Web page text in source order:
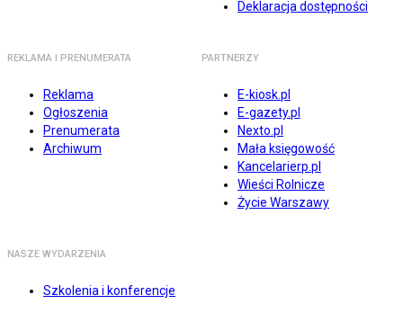
Deklaracja dostępności
REKLAMA I PRENUMERATA
Reklama
Ogłoszenia
Prenumerata
Archiwum
PARTNERZY
E-kiosk.pl
E-gazety.pl
Nexto.pl
Mała księgowość
Kancelarierp.pl
Wieści Rolnicze
Życie Warszawy
NASZE WYDARZENIA
Szkolenia i konferencje